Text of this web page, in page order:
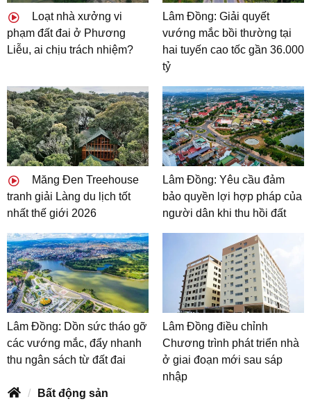
Loạt nhà xưởng vi
phạm đất đai ở Phương
Liễu, ai chịu trách nhiệm?
Lâm Đồng: Giải quyết
vướng mắc bồi thường tại
hai tuyến cao tốc gần 36.000
tỷ
Măng Đen Treehouse
tranh giải Làng du lịch tốt
nhất thế giới 2026
Lâm Đồng: Yêu cầu đảm
bảo quyền lợi hợp pháp của
người dân khi thu hồi đất
Lâm Đồng: Dồn sức tháo gỡ
các vướng mắc, đẩy nhanh
thu ngân sách từ đất đai
Lâm Đồng điều chỉnh
Chương trình phát triển nhà
ở giai đoạn mới sau sáp
nhập
Bất động sản